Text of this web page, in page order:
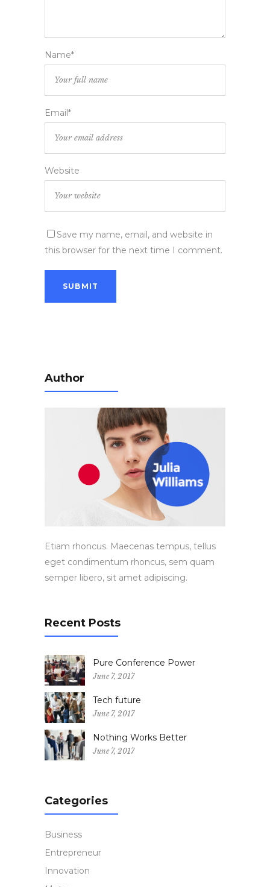
Name*
Email*
Website
Save my name, email, and website in
this browser for the next time I comment.
Author
Etiam rhoncus. Maecenas tempus, tellus
eget condimentum rhoncus, sem quam
semper libero, sit amet adipiscing.
Recent Posts
Pure Conference Power
June 7, 2017
Tech future
June 7, 2017
Nothing Works Better
June 7, 2017
Categories
Business
Entrepreneur
Innovation